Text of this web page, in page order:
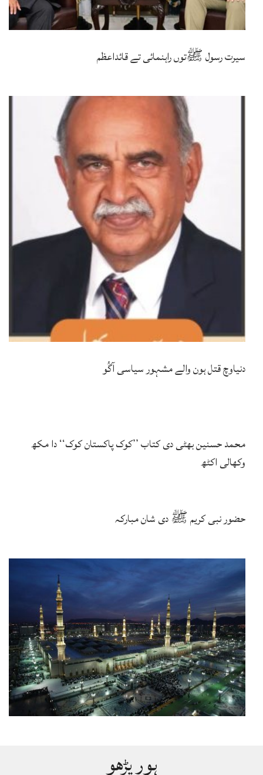
سیرت رسول ﷺتوں راہنمائی تے قائداعظم
دنیاوچ قتل ہون والے مشہور سیاسی آگُو
محمد حسنین بھٹی دی کتاب ’’کوک پاکستان کوک‘‘ دا مکھ
وکھالی اکٹھ
حضور نبی کریم ﷺ دی شان مبارکہ
ہور پڑھو